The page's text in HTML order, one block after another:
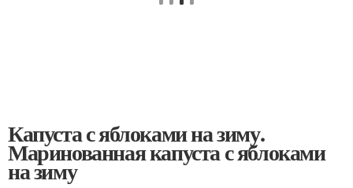
Капуста с яблоками на зиму.
Маринованная капуста с яблоками
на зиму